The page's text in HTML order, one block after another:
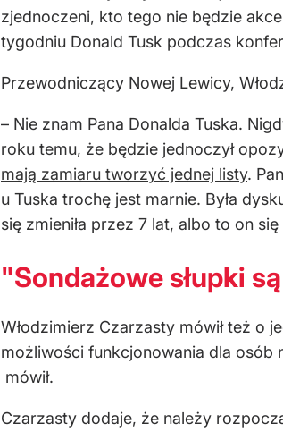
zjednoczeni, kto tego nie będzie
tygodniu Donald Tusk podczas
Przewodniczący Nowej Lewicy,
– Nie znam Pana Donalda Tuska.
roku temu, że będzie jednoczył
mają zamiaru tworzyć jednej listy.
u Tuska trochę jest marnie. Była
się zmieniła przez 7 lat, albo to on
"Sondażowe słupki
Włodzimierz Czarzasty mówił też o
możliwości funkcjonowania dla
mówił.
Czarzasty dodaje, że należy